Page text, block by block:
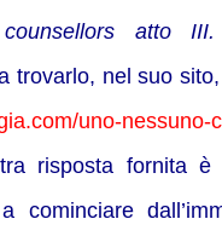
counsellors atto
trovarlo, nel suo
uno-nessuno-
risposta fornita è
cominciare